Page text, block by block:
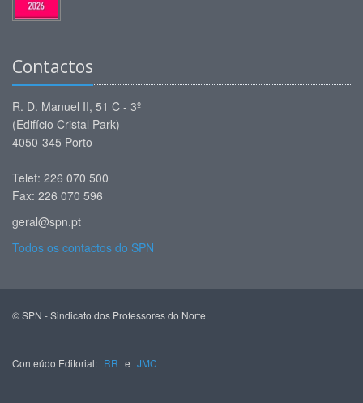
Contactos
R. D. Manuel II, 51 C - 3º
(Edifício Cristal Park)
4050-345 Porto
Telef: 226 070 500
Fax: 226 070 596
geral@spn.pt
Todos os contactos do SPN
© SPN - Sindicato dos Professores do Norte
Conteúdo Editorial: RR e JMC